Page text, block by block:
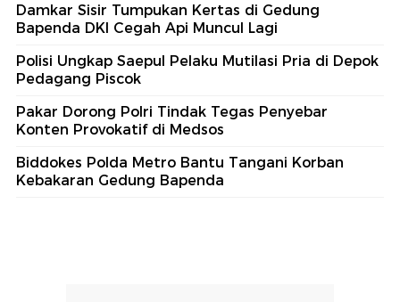
Damkar Sisir Tumpukan Kertas di Gedung
Bapenda DKI Cegah Api Muncul Lagi
Polisi Ungkap Saepul Pelaku Mutilasi Pria di Depok
Pedagang Piscok
Pakar Dorong Polri Tindak Tegas Penyebar
Konten Provokatif di Medsos
Biddokes Polda Metro Bantu Tangani Korban
Kebakaran Gedung Bapenda